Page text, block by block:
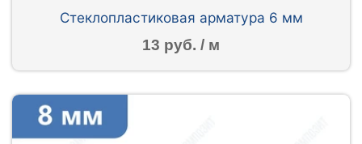
Стеклопластиковая арматура 6 мм
13 руб. / м